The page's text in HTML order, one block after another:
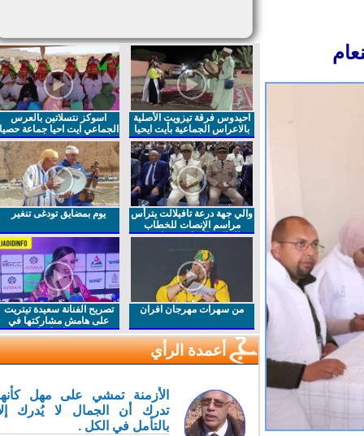
احيدوس فرقة تيزويت الأصلية
بالاعراس الجماعية بأيت ايحيا
اسوكز نتسلاتين بالعرس
الجماعي ايت احيا جماعة حصيا
والي جهة درعة تافيلالت يترأس
مراسم الإنصات للخطاب
الملكي السامي بمناسبة
يوم بمضايق تودغى تنغير
من سهرات مهرجان افران
تصريح الفنانة سعيدة تيتريت
على هامش مشاركتها في
مهرجان افران
أعمدة الرأي
الأزمنة تمشي على مهل كأنها
تدرك أن الجمال لا يُدرك إلا
بالتأمل في الكل .